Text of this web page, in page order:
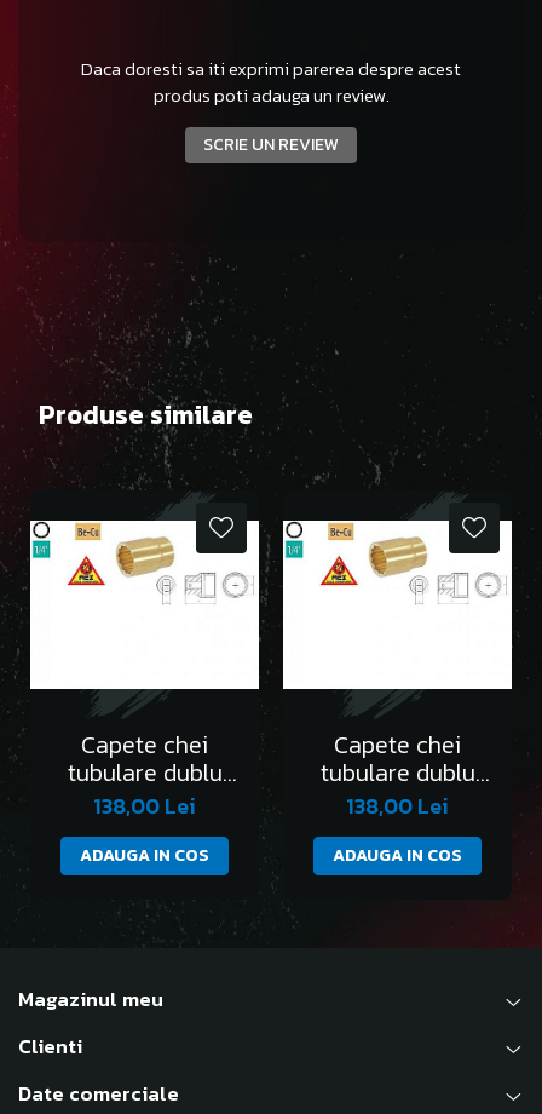
Daca doresti sa iti exprimi parerea despre acest
produs poti adauga un review.
SCRIE UN REVIEW
Produse similare
Capete chei
tubulare dublu
hexagon 1/4” DH -
AEX-4mm
138,00 Lei
ADAUGA IN COS
Capete chei
tubulare dublu
hexagon 1/4” DH -
AEX-4.5mm
138,00 Lei
ADAUGA IN COS
Magazinul meu
Clienti
Date comerciale